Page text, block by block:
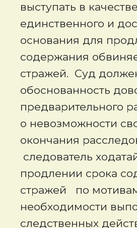
выступать в качестве
единственного и
основания для
содержания
стражей. Суд
обоснованность
предварительного
о невозможности
окончания
следователь
продлении срока
стражей по
необходимости
следственных